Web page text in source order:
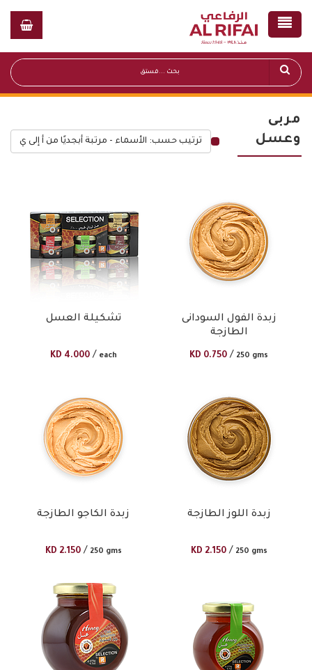
مربى
وعسل
ترتيب حسب: الأسماء - مرتبة أبجديًا من أ إلى ي
تشكيلة العسل
KD 4.000 / each
زبدة الفول السودانى
الطازجة
KD 0.750 / 250 gms
زبدة الكاجو الطازجة
KD 2.150 / 250 gms
زبدة اللوز الطازجة
KD 2.150 / 250 gms